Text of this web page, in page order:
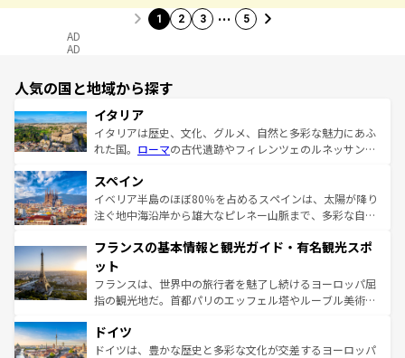
1 2 3 … 5
AD
AD
人気の国と地域から探す
イタリア
イタリアは歴史、文化、グルメ、自然と多彩な魅力にあふ
れた国。 ローマの古代遺跡やフィレンツェのルネッサンス
ろん、トスカーナの美しい田園風景やアマルフィ海岸の絶
景など、自然景観も見逃せない。観光の合間には、本場の
ピザやパスタなど、絶品のイタリア料理を堪能することも
ませてくれるイタリアで、忘れられない旅をしてみよう！
なお、新着のイタリア情報は
しい。
スペイン
イベリア半島のほぼ80％を占めるスペインは、太陽が降り
注ぐ地中海沿岸から雄大なピレネー山脈まで、多彩な自然
文化が根付くこの国では、情熱的なフラメンコ、熱気あふ
れる闘牛、そして美味しいタパスが生活の一部となってい
る。首都マドリードの洗練された雰囲気や、バルセロナの
アートに溢れた街角から、地方では古代ローマ遺跡や中世
せる。地方によって風土や気候が異なるスペインはその個
性で訪れる人を魅了する。 なお、新着のスペイン情報は コ
フランスの基本情報と観光ガイド・有名観光スポ
ット
フランスは、世界中の旅行者を魅了し続けるヨーロッパ屈
指の観光地だ。首都パリのエッフェル塔やルーブル美術館
で、幅広い魅力が詰まっている。華麗な宮殿、歴史的な大
聖堂、美しいビーチ、そして豊かな自然が、訪れる者を心
ドイツ
ドイツは、豊かな歴史と多彩な文化が交差するヨーロッパ